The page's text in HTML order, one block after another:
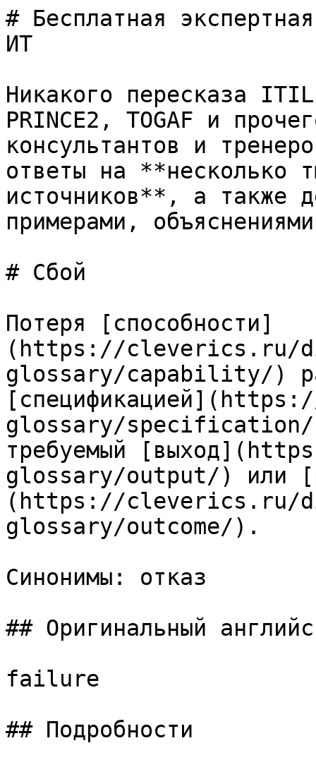
# Бесплатная
ИТ
Никакого пересказа
PRINCE2, TOGAF и
консультантов и
ответы на **несколько
источников**, а также
примерами,
# Сбой
Потеря [способности]
(https://cleverics.ru/
glossary/capability/)
glossary/specification/)
требуемый
glossary/output/) или
(https://cleverics.ru/
glossary/outcome/).
Синонимы: отказ
## Оригинальный
failure
## Подробности